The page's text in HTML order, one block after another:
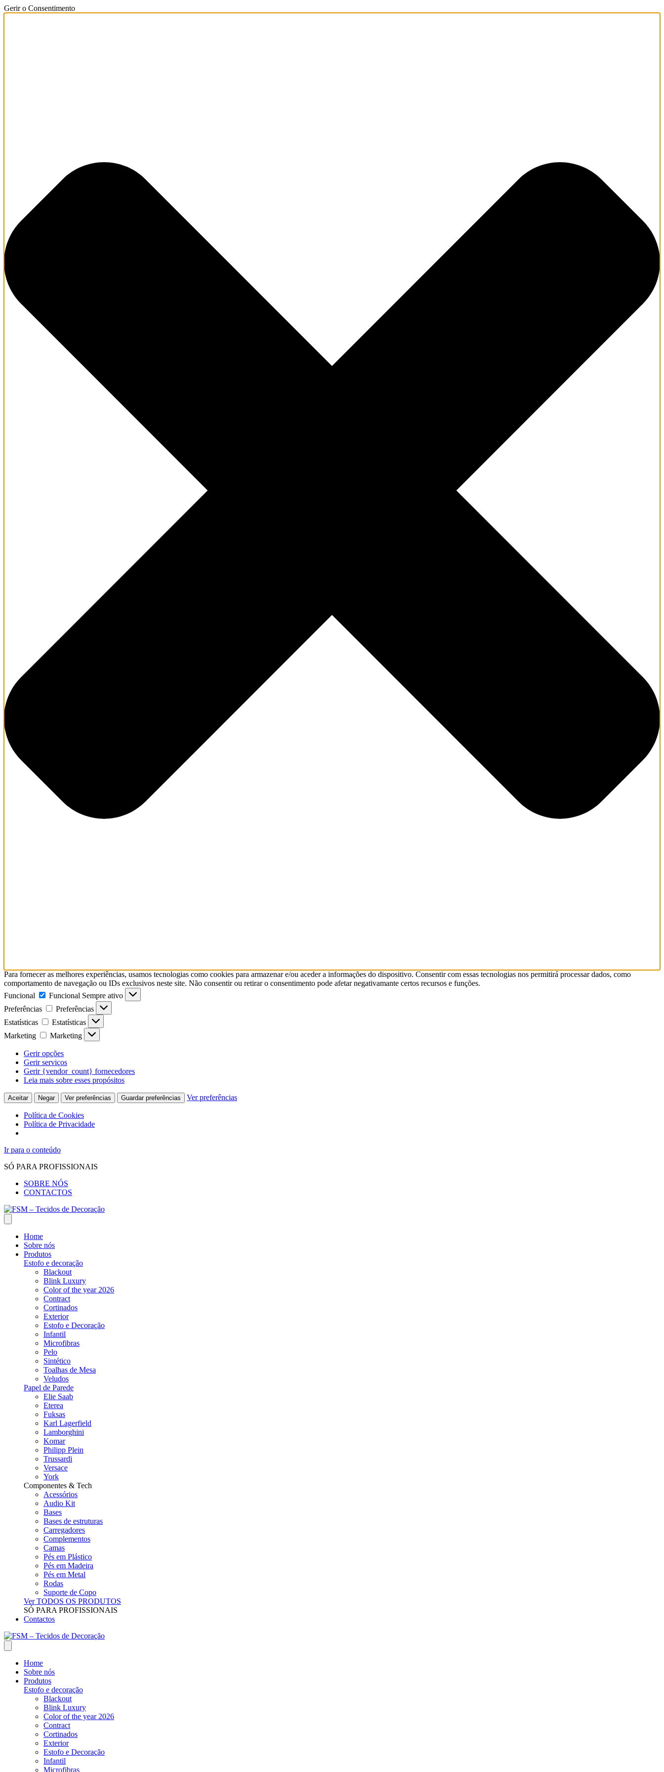
Gerir o Consentimento
Para fornecer as melhores experiências, usamos tecnologias como cookies para armazenar e/ou aceder a informações do dispositivo. Consentir com essas tecnologias nos permitirá processar dados, como
comportamento de navegação ou IDs exclusivos neste site. Não consentir ou retirar o consentimento pode afetar negativamante certos recursos e funções.
Funcional
Funcional Sempre ativo
Preferências
Preferências
Estatísticas
Estatísticas
Marketing
Marketing
Gerir opções
Gerir serviços
Gerir {vendor_count} fornecedores
Leia mais sobre esses propósitos
Aceitar Negar Ver preferências Guardar preferências Ver preferências
Política de Cookies
Política de Privacidade
Ir para o conteúdo
SÓ PARA PROFISSIONAIS
SOBRE NÓS
CONTACTOS
Home
Sobre nós
Produtos
Estofo e decoração
Blackout
Blink Luxury
Color of the year 2026
Contract
Cortinados
Exterior
Estofo e Decoração
Infantil
Microfibras
Pelo
Sintético
Toalhas de Mesa
Veludos
Papel de Parede
Elie Saab
Eterea
Fuksas
Karl Lagerfield
Lamborghini
Komar
Philipp Plein
Trussardi
Versace
York
Componentes & Tech
Acessórios
Audio Kit
Bases
Bases de estruturas
Carregadores
Complementos
Camas
Pés em Plástico
Pés em Madeira
Pés em Metal
Rodas
Suporte de Copo
Ver TODOS OS PRODUTOS
SÓ PARA PROFISSIONAIS
Contactos
Home
Sobre nós
Produtos
Estofo e decoração
Blackout
Blink Luxury
Color of the year 2026
Contract
Cortinados
Exterior
Estofo e Decoração
Infantil
Microfibras